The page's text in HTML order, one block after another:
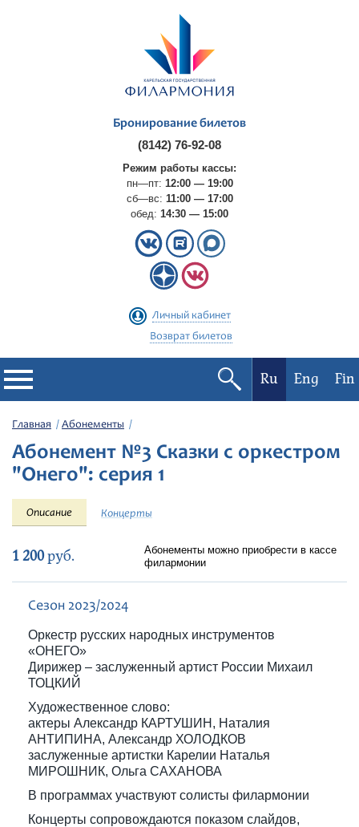
Бронирование билетов
(8142) 76-92-08
Режим работы кассы:
пн—пт: 12:00 — 19:00
сб—вс: 11:00 — 17:00
обед: 14:30 — 15:00
Личный кабинет
Возврат билетов
Филармония
Афиша
Фестивали
Абонементы
Новости
Контакты
Ru Eng Fin
Главная Абонементы
Абонемент №3 Сказки с оркестром
"Онего": серия 1
Описание Концерты
1 200руб.
Абонементы можно приобрести в кассе
филармонии
Сезон 2023/2024
Оркестр русских народных инструментов
«ОНЕГО»
Дирижер – заслуженный артист России Михаил
ТОЦКИЙ
Художественное слово:
актеры Александр КАРТУШИН, Наталия
АНТИПИНА, Александр ХОЛОДКОВ
заслуженные артистки Карелии Наталья
МИРОШНИК, Ольга САХАНОВА
В программах участвуют солисты филармонии
Концерты сопровождаются показом слайдов,